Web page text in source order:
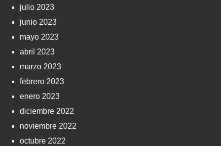
julio 2023
junio 2023
mayo 2023
abril 2023
marzo 2023
febrero 2023
enero 2023
diciembre 2022
noviembre 2022
octubre 2022